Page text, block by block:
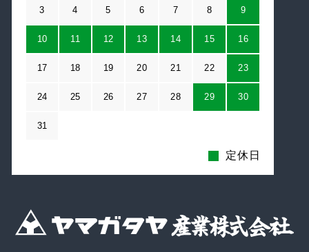
3 4 5 6 7 8 9
10 11 12 13 14 15 16
17 18 19 20 21 22 23
24 25 26 27 28 29 30
31